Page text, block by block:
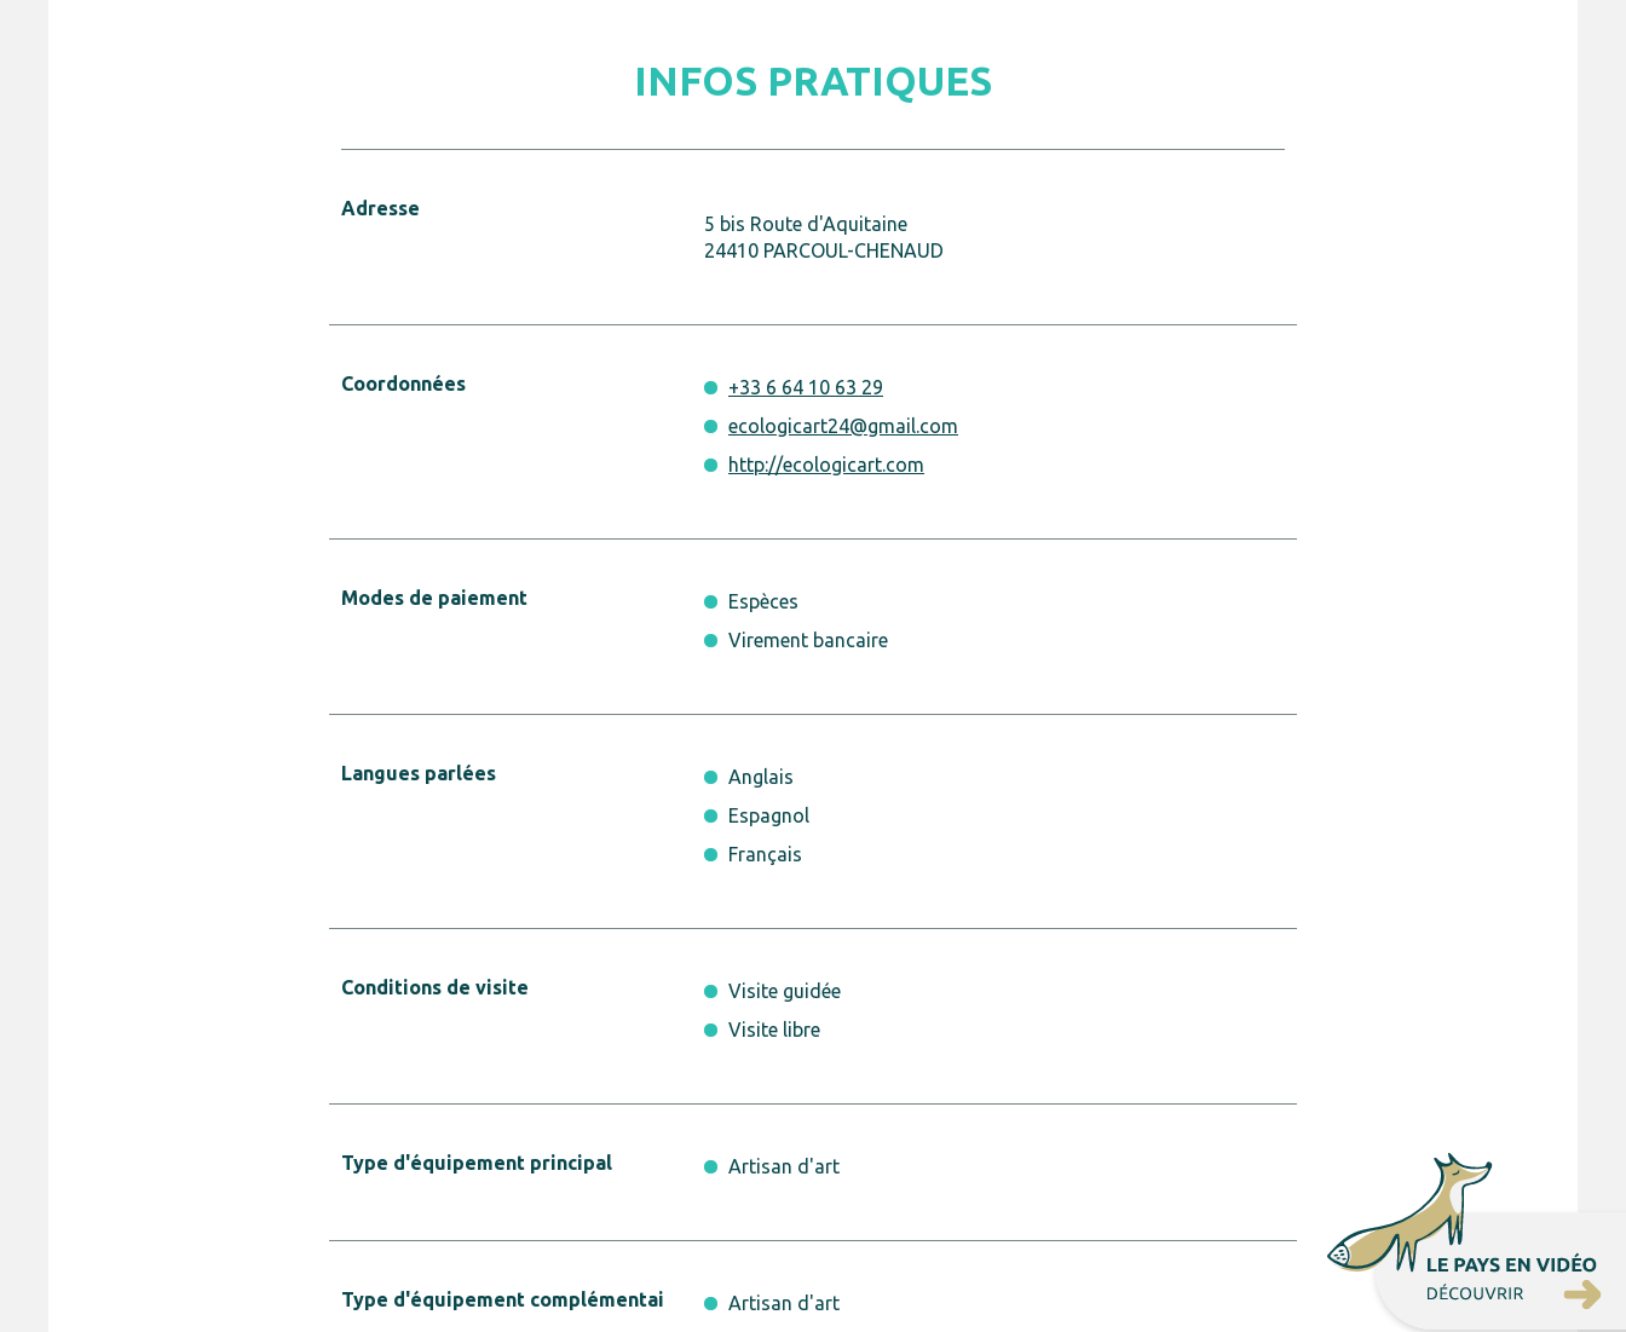
INFOS PRATIQUES
Adresse
5 bis Route d'Aquitaine
24410 PARCOUL-CHENAUD
Coordonnées
+33 6 64 10 63 29
ecologicart24@gmail.com
http://ecologicart.com
Modes de paiement
Espèces
Virement bancaire
Langues parlées
Anglais
Espagnol
Français
Conditions de visite
Visite guidée
Visite libre
Type d'équipement principal Artisan d'art
Type d'équipement complémentai Artisan d'art